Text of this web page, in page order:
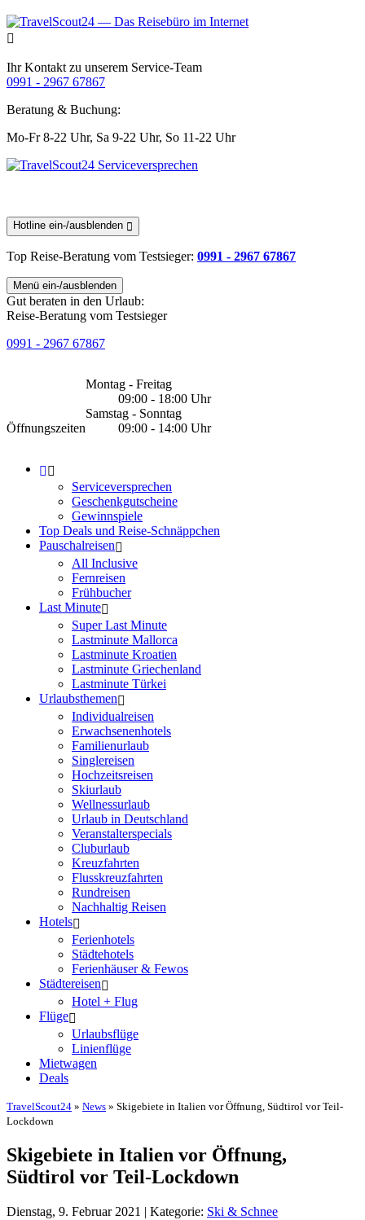
Ihr Kontakt zu unserem Service-Team
0991 - 2967 67867
Beratung & Buchung:
Mo-Fr 8-22 Uhr, Sa 9-22 Uhr, So 11-22 Uhr
Hotline ein-/ausblenden
Top Reise-Beratung vom Testsieger: 0991 - 2967 67867
Menü ein-/ausblenden
Gut beraten in den Urlaub:
Reise-Beratung vom Testsieger
0991 - 2967 67867
Öffnungszeiten
Montag - Freitag
09:00 - 18:00 Uhr
Samstag - Sonntag
09:00 - 14:00 Uhr
Serviceversprechen
Geschenkgutscheine
Gewinnspiele
Top Deals und Reise-Schnäppchen
Pauschalreisen
All Inclusive
Fernreisen
Frühbucher
Last Minute
Super Last Minute
Lastminute Mallorca
Lastminute Kroatien
Lastminute Griechenland
Lastminute Türkei
Urlaubsthemen
Individualreisen
Erwachsenenhotels
Familienurlaub
Singlereisen
Hochzeitsreisen
Skiurlaub
Wellnessurlaub
Urlaub in Deutschland
Veranstalterspecials
Cluburlaub
Kreuzfahrten
Flusskreuzfahrten
Rundreisen
Nachhaltig Reisen
Hotels
Ferienhotels
Städtehotels
Ferienhäuser & Fewos
Städtereisen
Hotel + Flug
Flüge
Urlaubsflüge
Linienflüge
Mietwagen
Deals
TravelScout24 » News » Skigebiete in Italien vor Öffnung, Südtirol vor Teil-
Lockdown
Skigebiete in Italien vor Öffnung,
Südtirol vor Teil-Lockdown
Dienstag, 9. Februar 2021 | Kategorie: Ski & Schnee